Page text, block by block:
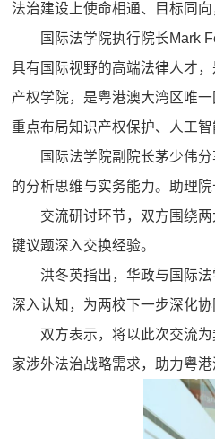
法治建设上使命相通、目标同
国际法学院执行院长Mark
具有国际视野的高端法律人才
产权学院，是粤港澳大湾区唯
重点布局知识产权保护、人工
国际法学院副院长茅少伟
的分析思维与实务能力。助理
交流研讨环节，双方围绕
键议题深入交换经验。
洪冬英指出，华政与国际
深入认知，为两校下一步深化
双方表示，将以此次交流
家涉外法治战略需求，助力粤